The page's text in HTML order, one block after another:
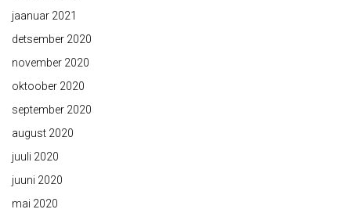
jaanuar 2021
detsember 2020
november 2020
oktoober 2020
september 2020
august 2020
juuli 2020
juuni 2020
mai 2020